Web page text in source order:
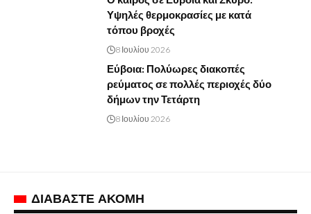
Υψηλές θερμοκρασίες με κατά
τόπου βροχές
8 Ιουλίου 2026
Εύβοια: Πολύωρες διακοπές
ρεύματος σε πολλές περιοχές δύο
δήμων την Τετάρτη
8 Ιουλίου 2026
ΔΙΑΒΑΣΤΕ ΑΚΟΜΗ